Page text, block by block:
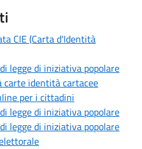
CIE (Carta d'Identità
legge di iniziativa popolare
carte identità cartacee
per i cittadini
legge di iniziativa popolare
legge di iniziativa popolare